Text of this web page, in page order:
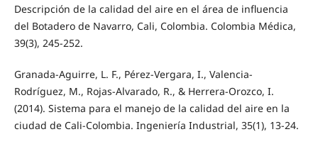
Descripción de la calidad del aire en el área de influencia
del Botadero de Navarro, Cali, Colombia. Colombia Médica,
39(3), 245-252.
Granada-Aguirre, L. F., Pérez-Vergara, I., Valencia-
Rodríguez, M., Rojas-Alvarado, R., & Herrera-Orozco, I.
(2014). Sistema para el manejo de la calidad del aire en la
ciudad de Cali-Colombia. Ingeniería Industrial, 35(1), 13-24.